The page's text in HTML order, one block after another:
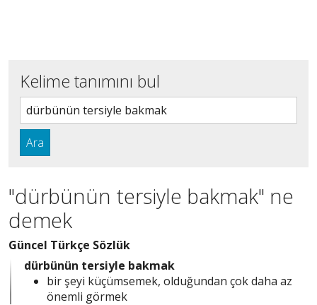
Kelime tanımını bul
Ara
"dürbünün tersiyle bakmak" ne
demek
Güncel Türkçe Sözlük
dürbünün tersiyle bakmak
bir şeyi küçümsemek, olduğundan çok daha az
önemli görmek